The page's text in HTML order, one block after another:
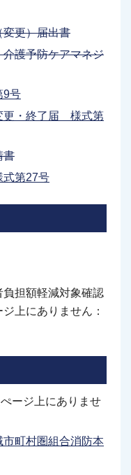
変更）届出書
護予防ケアマネジ
9号
更・終了届 様式第
書
第27号
担額軽減対象確認
上にありません：
ージ上にありませ
町村圏組合消防本